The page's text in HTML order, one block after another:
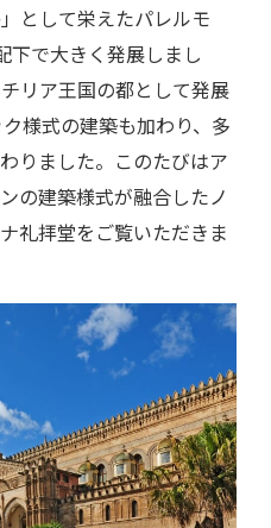
として栄えたパレルモ
下で大きく発展しまし
リア王国の都として発展
様式の建築も加わり、多
りました。このたびはア
の建築様式が融合したノ
礼拝堂をご覧いただきま